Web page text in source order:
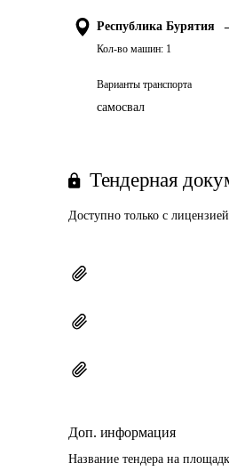
Республика Бурятия
Кол-во машин: 1
Варианты транспорта
самосвал
Тендерная
Доступно только с
Доп. информация
Название тендера на